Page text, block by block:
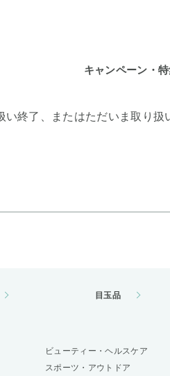
キャンペーン・
い終了、またはただいま取り扱
目玉品
ビューティー・ヘルスケア
スポーツ・アウトドア